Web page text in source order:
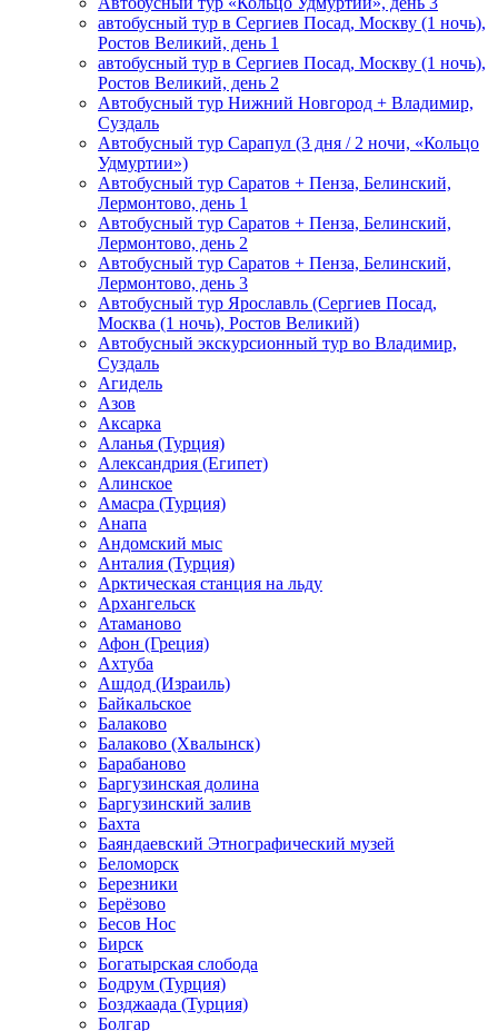
автобусный тур в Сергиев Посад, Москву (1 ночь),
Ростов Великий, день 1
автобусный тур в Сергиев Посад, Москву (1 ночь),
Ростов Великий, день 2
Автобусный тур Нижний Новгород + Владимир,
Суздаль
Автобусный тур Сарапул (3 дня / 2 ночи, «Кольцо
Удмуртии»)
Автобусный тур Саратов + Пенза, Белинский,
Лермонтово, день 1
Автобусный тур Саратов + Пенза, Белинский,
Лермонтово, день 2
Автобусный тур Саратов + Пенза, Белинский,
Лермонтово, день 3
Автобусный тур Ярославль (Сергиев Посад,
Москва (1 ночь), Ростов Великий)
Автобусный экскурсионный тур во Владимир,
Суздаль
Агидель
Азов
Аксарка
Аланья (Турция)
Александрия (Египет)
Алинское
Амасра (Турция)
Анапа
Андомский мыс
Анталия (Турция)
Арктическая станция на льду
Архангельск
Атаманово
Афон (Греция)
Ахтуба
Ашдод (Израиль)
Байкальское
Балаково
Балаково (Хвалынск)
Барабаново
Баргузинская долина
Баргузинский залив
Бахта
Баяндаевский Этнографический музей
Беломорск
Березники
Берёзово
Бесов Нос
Бирск
Богатырская слобода
Бодрум (Турция)
Бозджаада (Турция)
Болгар